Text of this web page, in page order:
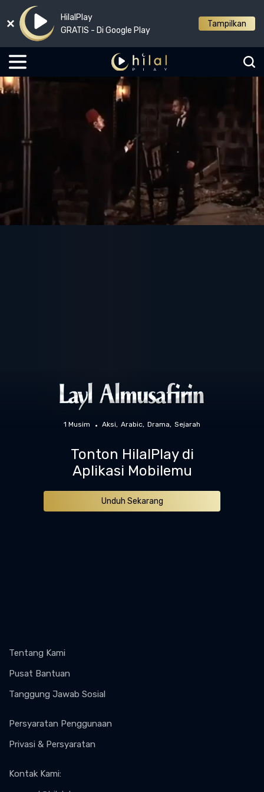
HilalPlay
GRATIS - Di Google Play
Tampilkan
1 Musim Aksi Arabic Drama Sejarah
Tonton HilalPlay di
Aplikasi Mobilemu
Unduh Sekarang
Tentang Kami
Pusat Bantuan
Tanggung Jawab Sosial
Persyaratan Penggunaan
Privasi & Persyaratan
Kontak Kami: